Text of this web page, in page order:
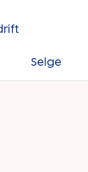
Selge